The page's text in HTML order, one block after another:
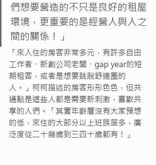
們想要營造的不只是良好的租屋
環境，更重要的是經營人與人之
間的關係！」
「來入住的房客非常多元，有許多自由
工作者、新創公司老闆、gap year的短
期租客，或者是想要跳脫舒適圈的
人。」柯柯描述的房客形形色色，但共
通點是這些人都是需要新刺激，喜歡共
享的人們。「其實年齡層沒有大家預想
的低，來住的大部分以上班族居多，廣
泛度從二十幾歲到三四十歲都有！」